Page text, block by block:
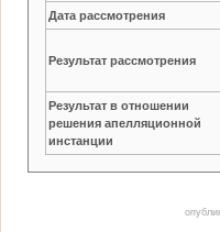
Дата рассмотрения
Результат рассмотрения
Результат в отношении
решения апелляционной
инстанции